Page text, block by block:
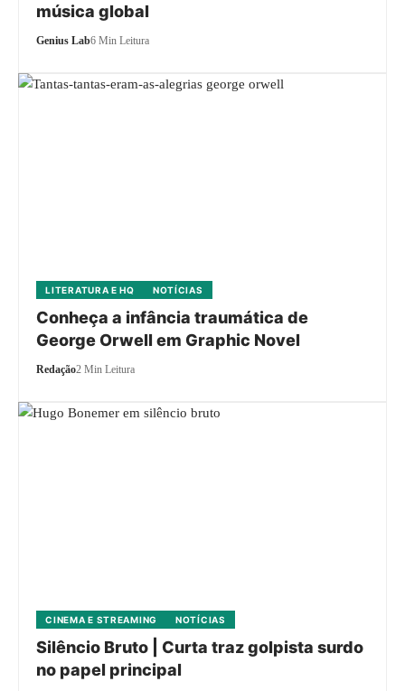
música global
Genius Lab6 Min Leitura
LITERATURA E HQ NOTÍCIAS
Conheça a infância traumática de
George Orwell em Graphic Novel
Redação2 Min Leitura
CINEMA E STREAMING NOTÍCIAS
Silêncio Bruto | Curta traz golpista surdo
no papel principal